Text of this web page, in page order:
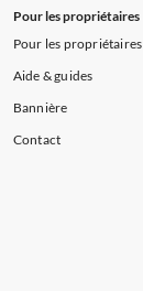
Pour les propriétaires
Pour les propriétaires
Aide & guides
Bannière
Contact